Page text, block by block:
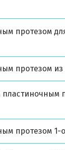
протезом
протезом из
протезом 1-